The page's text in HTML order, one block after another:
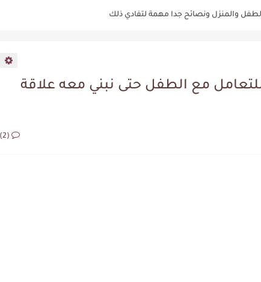
ومالفرق بين الحزم والقوة؟؟
مع الطفل حتى نبني معه علاقة
(2)